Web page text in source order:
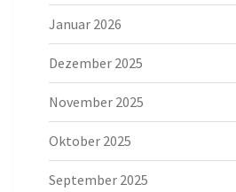
Januar 2026
Dezember 2025
November 2025
Oktober 2025
September 2025